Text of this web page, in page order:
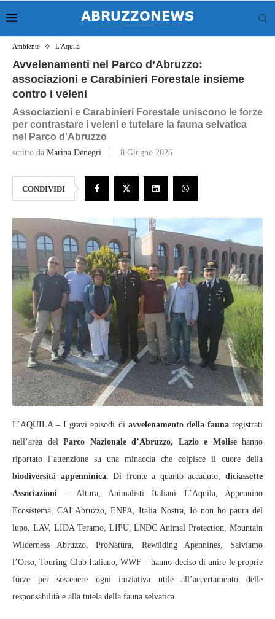
Ambiente L'Aquila
Avvelenamenti nel Parco d’Abruzzo:
associazioni e Carabinieri Forestale insieme
contro i veleni
Associazioni e Carabinieri Forestale uniscono le forze
per contrastare i veleni e tutelare la fauna selvatica
nel Parco d'Abruzzo
scritto da Marina Denegri 8 Giugno 2026
CONDIVIDI
L’AQUILA – I gravi episodi di avvelenamento della faunaregistrati
nell’area del Parco Nazionale d’Abruzzo, Lazio e Molisehanno
riportato l’attenzione su una minaccia che colpisce il cuore della
biodiversità appenninica. Di fronte a quanto accaduto,diciassette
Associazioni – Altura, Animalisti Italiani L’Aquila, Appennino
Ecosistema, CAI Abruzzo, ENPA, Italia Nostra, Io non ho paura del
lupo, LAV, LIDA Teramo, LIPU, LNDC Animal Protection, Mountain
Wilderness Abruzzo, ProNatura, Rewilding Apennines, Salviamo
l’Orso, Touring Club Italiano, WWF – hanno deciso di unire le proprie
forze per sostenere ogni iniziativa utile all’accertamento delle
responsabilità e alla tutela della fauna selvatica.